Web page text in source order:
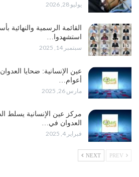
يوليو 28, 2026
القائمة الرسمية والنهائية
استشهدوا…
سبتمبر 14, 2025
أعوام…
مارس 26, 2025
مركز عين الإنسانية يسلط
العدوان في…
فبراير 4, 2025
NEXT